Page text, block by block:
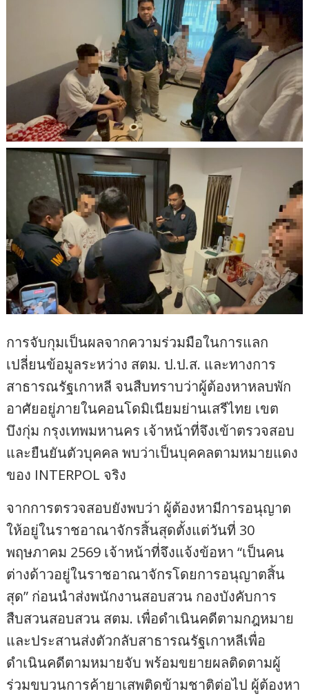
การจับกุมเป็นผลจากความร่วมมือในการแลก
เปลี่ยนข้อมูลระหว่าง สตม. ป.ป.ส. และทางการ
สาธารณรัฐเกาหลี จนสืบทราบว่าผู้ต้องหาหลบพัก
อาศัยอยู่ภายในคอนโดมิเนียมย่านเสรีไทย เขต
บึงกุ่ม กรุงเทพมหานคร เจ้าหน้าที่จึงเข้าตรวจสอบ
และยืนยันตัวบุคคล พบว่าเป็นบุคคลตามหมายแดง
ของ INTERPOL จริง
จากการตรวจสอบยังพบว่า ผู้ต้องหามีการอนุญาต
ให้อยู่ในราชอาณาจักรสิ้นสุดตั้งแต่วันที่ 30
พฤษภาคม 2569 เจ้าหน้าที่จึงแจ้งข้อหา “เป็นคน
ต่างด้าวอยู่ในราชอาณาจักรโดยการอนุญาตสิ้น
สุด” ก่อนนำส่งพนักงานสอบสวน กองบังคับการ
สืบสวนสอบสวน สตม. เพื่อดำเนินคดีตามกฎหมาย
และประสานส่งตัวกลับสาธารณรัฐเกาหลีเพื่อ
ดำเนินคดีตามหมายจับ พร้อมขยายผลติดตามผู้
ร่วมขบวนการค้ายาเสพติดข้ามชาติต่อไป ผู้ต้องหา